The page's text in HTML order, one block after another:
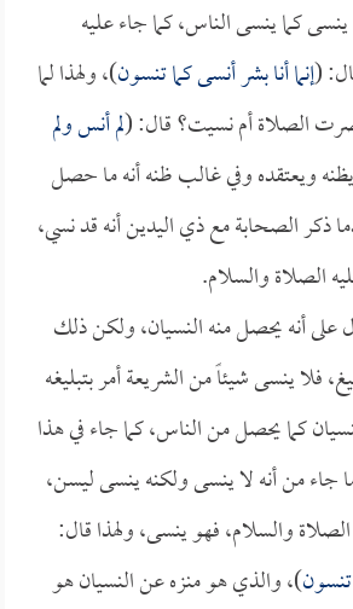
كما ينسى الناس، كما جاء عليه
(إنما أنا بشر أنسى كما تنسون)، ولهذا لما
الصلاة أم نسيت؟ قال: (لم أنس ولم
ويعتقده وفي غالب ظنه أنه ما حصل
ذكر الصحابة مع ذي اليدين أنه قد نسي،
الصلاة والسلام.
على أنه يحصل منه النسيان، ولكن ذلك
فلا ينسى شيئاً من الشريعة أمر بتبليغه
كما يحصل من الناس، كما جاء في هذا
جاء من أنه لا ينسى ولكنه ينسى ليسن،
والسلام، فهو ينسى، ولهذا قال:
تنسون)، والذي هو منزه عن النسيان هو